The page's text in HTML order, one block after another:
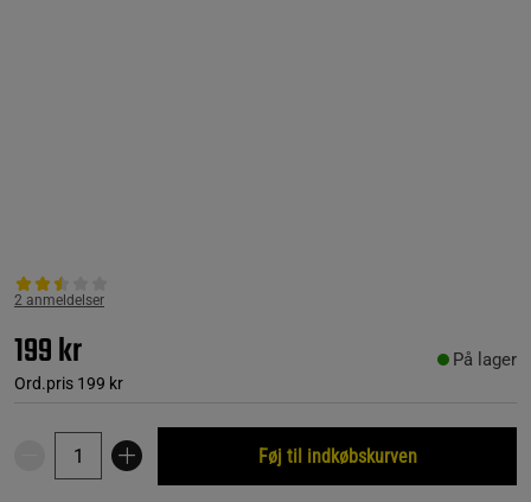
2 anmeldelser
199 kr
Ord.pris 199 kr
På lager
Føj til indkøbskurven